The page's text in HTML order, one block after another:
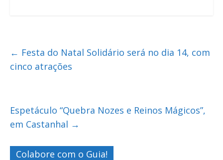
← Festa do Natal Solidário será no dia 14, com
cinco atrações
Espetáculo “Quebra Nozes e Reinos Mágicos”,
em Castanhal →
Colabore com o Guia!